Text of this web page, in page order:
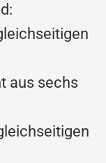
aus sechs